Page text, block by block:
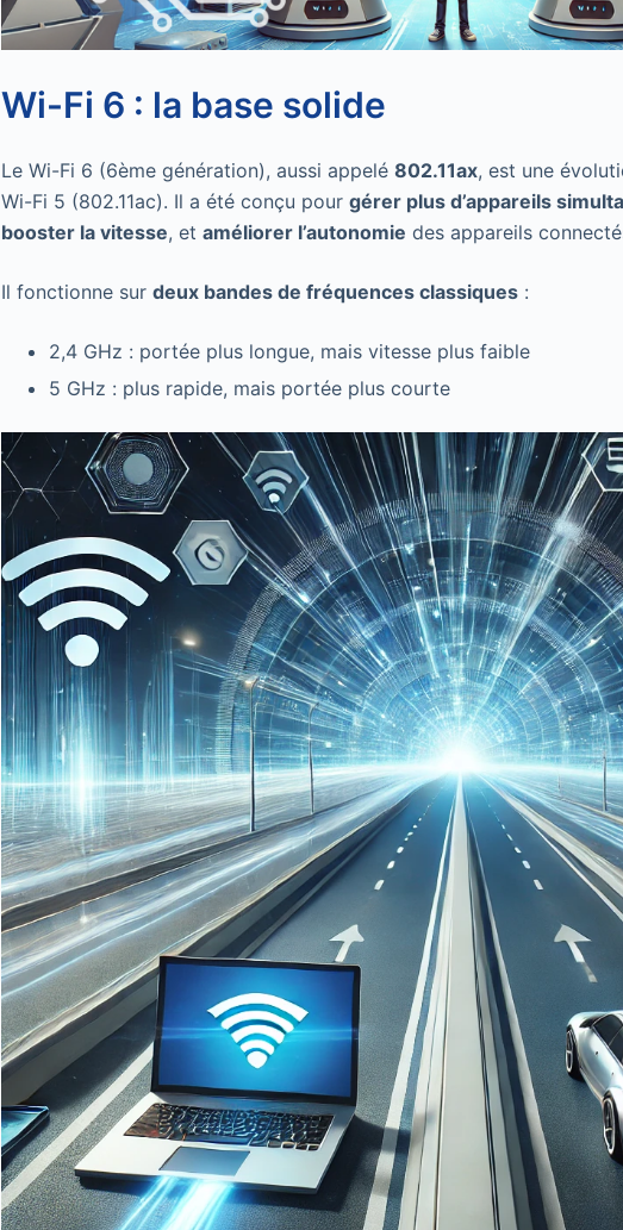
Wi-Fi 6 : la base solide
Le Wi-Fi 6 (6ème génération), aussi appelé 802.11ax, est une
Wi-Fi 5 (802.11ac). Il a été conçu pour gérer plus d’appareils
booster la vitesse, et améliorer l’autonomie des appareils
Il fonctionne sur deux bandes de fréquences classiques :
2,4 GHz : portée plus longue, mais vitesse plus faible
5 GHz : plus rapide, mais portée plus courte